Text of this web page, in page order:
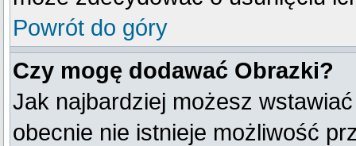
Powrót do góry
Czy mogę dodawać Obrazki?
Jak najbardziej możesz
obecnie nie istnieje możliwość